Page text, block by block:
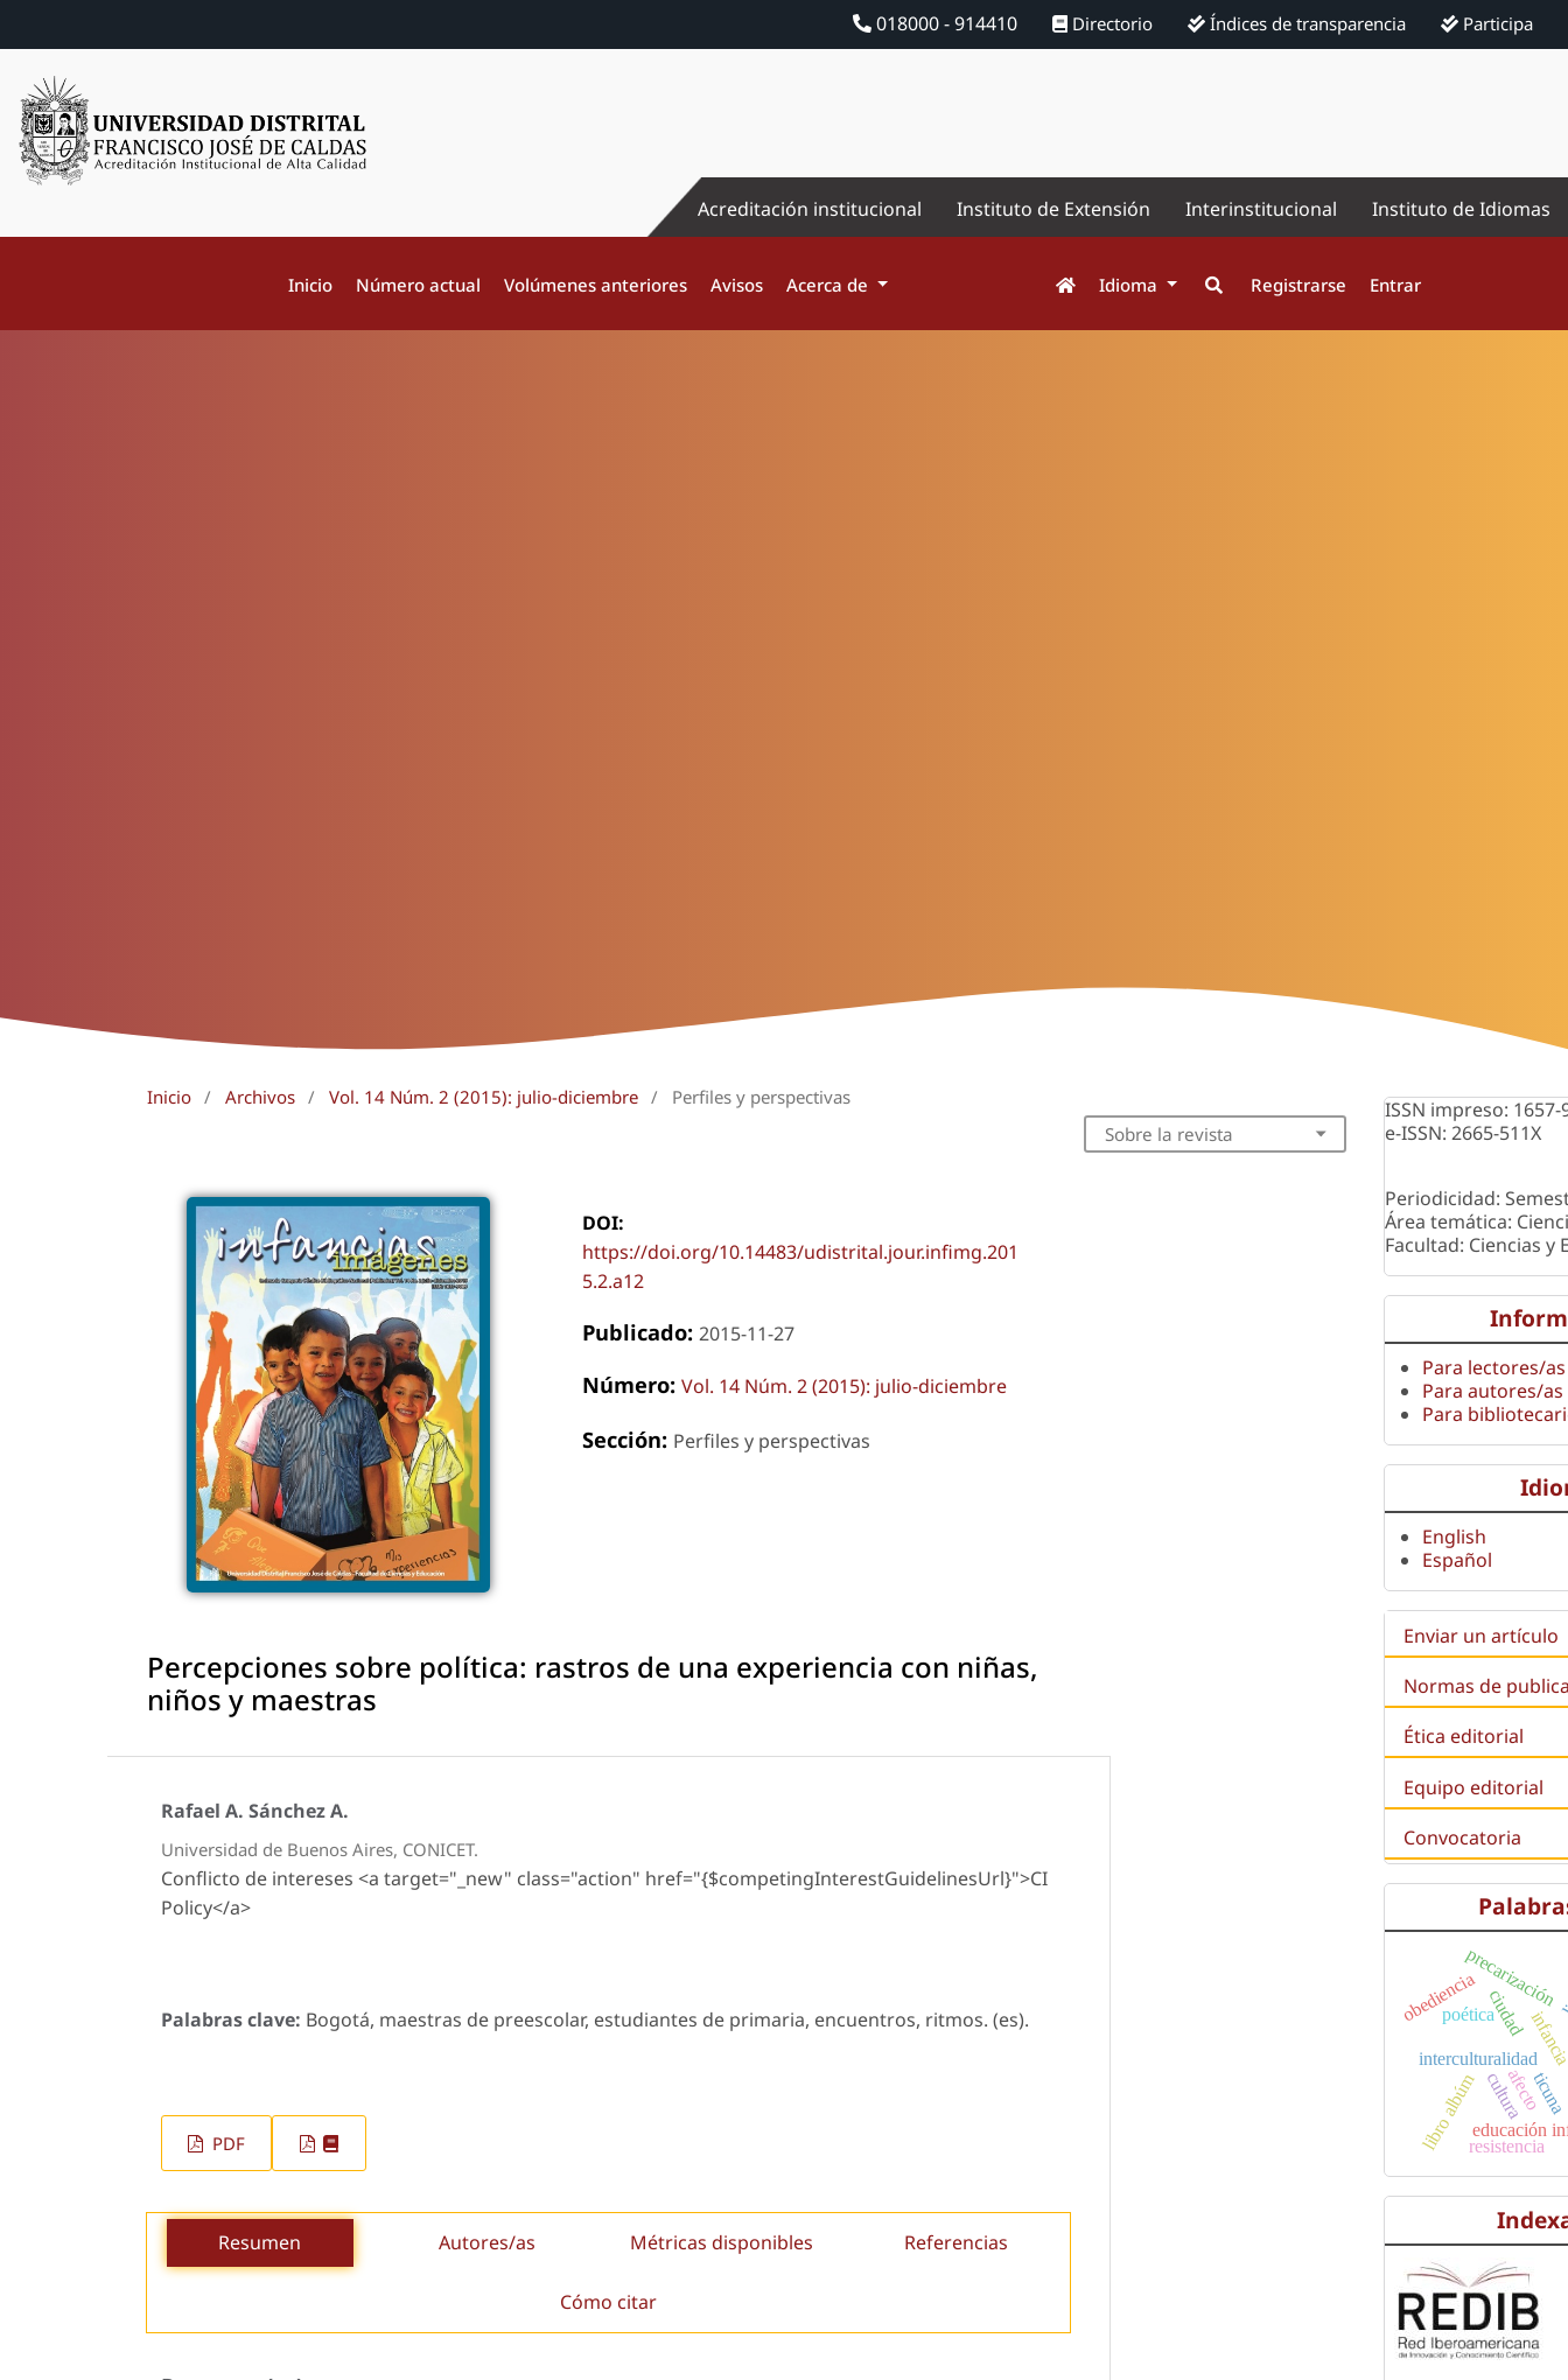
018000 - 914410 Directorio Índices de transparencia Participa
Acreditación institucional Instituto de Extensión Interinstitucional Instituto de Idiomas
Inicio Número actual Volúmenes anteriores Avisos Acerca de Idioma Registrarse Entrar
Inicio / Archivos / Vol. 14 Núm. 2 (2015): julio-diciembre / Perfiles y perspectivas
DOI:
https://doi.org/10.14483/udistrital.jour.infimg.201
5.2.a12
Publicado: 2015-11-27
Número: Vol. 14 Núm. 2 (2015): julio-diciembre
Sección: Perfiles y perspectivas
Percepciones sobre política: rastros de una experiencia con niñas,
niños y maestras
Rafael A. Sánchez A.
Universidad de Buenos Aires, CONICET.
Conflicto de intereses <a target="_new" class="action" href="{$competingInterestGuidelinesUrl}">CI
Policy</a>
Palabras clave: Bogotá, maestras de preescolar, estudiantes de primaria, encuentros, ritmos. (es).
PDF
Resumen Autores/as Métricas disponibles Referencias
Cómo citar
Sobre la revista
ISSN impreso: 1657-
e-ISSN: 2665-511X
Periodicidad:
Área temática:
Facultad: Ciencias y
Para lectores/as
Para autores/as
Para
English
Español
Enviar un artículo
Normas de
Ética editorial
Equipo editorial
Convocatoria
ciudad
poética
cultura
interculturalidad
educación
libro albúmresistencia
obedienciaprecarización
afecto